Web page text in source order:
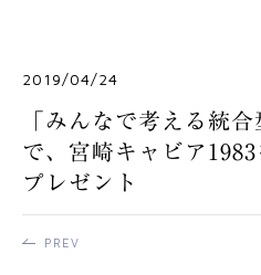
2019/04/24
「みんなで考える統
で、宮崎キャビア
プレゼント
PREV